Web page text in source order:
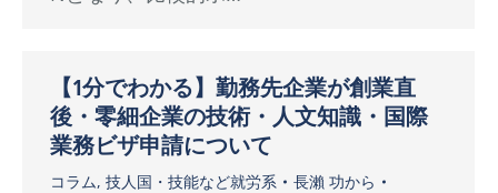
【1分でわかる】勤務先企業が創業直
後・零細企業の技術・人文知識・国際
業務ビザ申請について
コラム, 技人国・技能など就労系 長瀨 功から